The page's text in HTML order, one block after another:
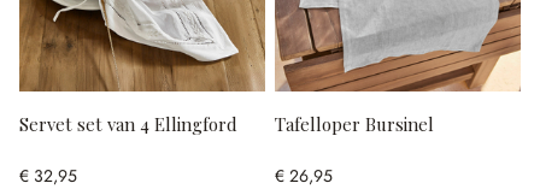
Servet set van 4 Ellingford
€ 32,95
Tafelloper Bursinel
€ 26,95